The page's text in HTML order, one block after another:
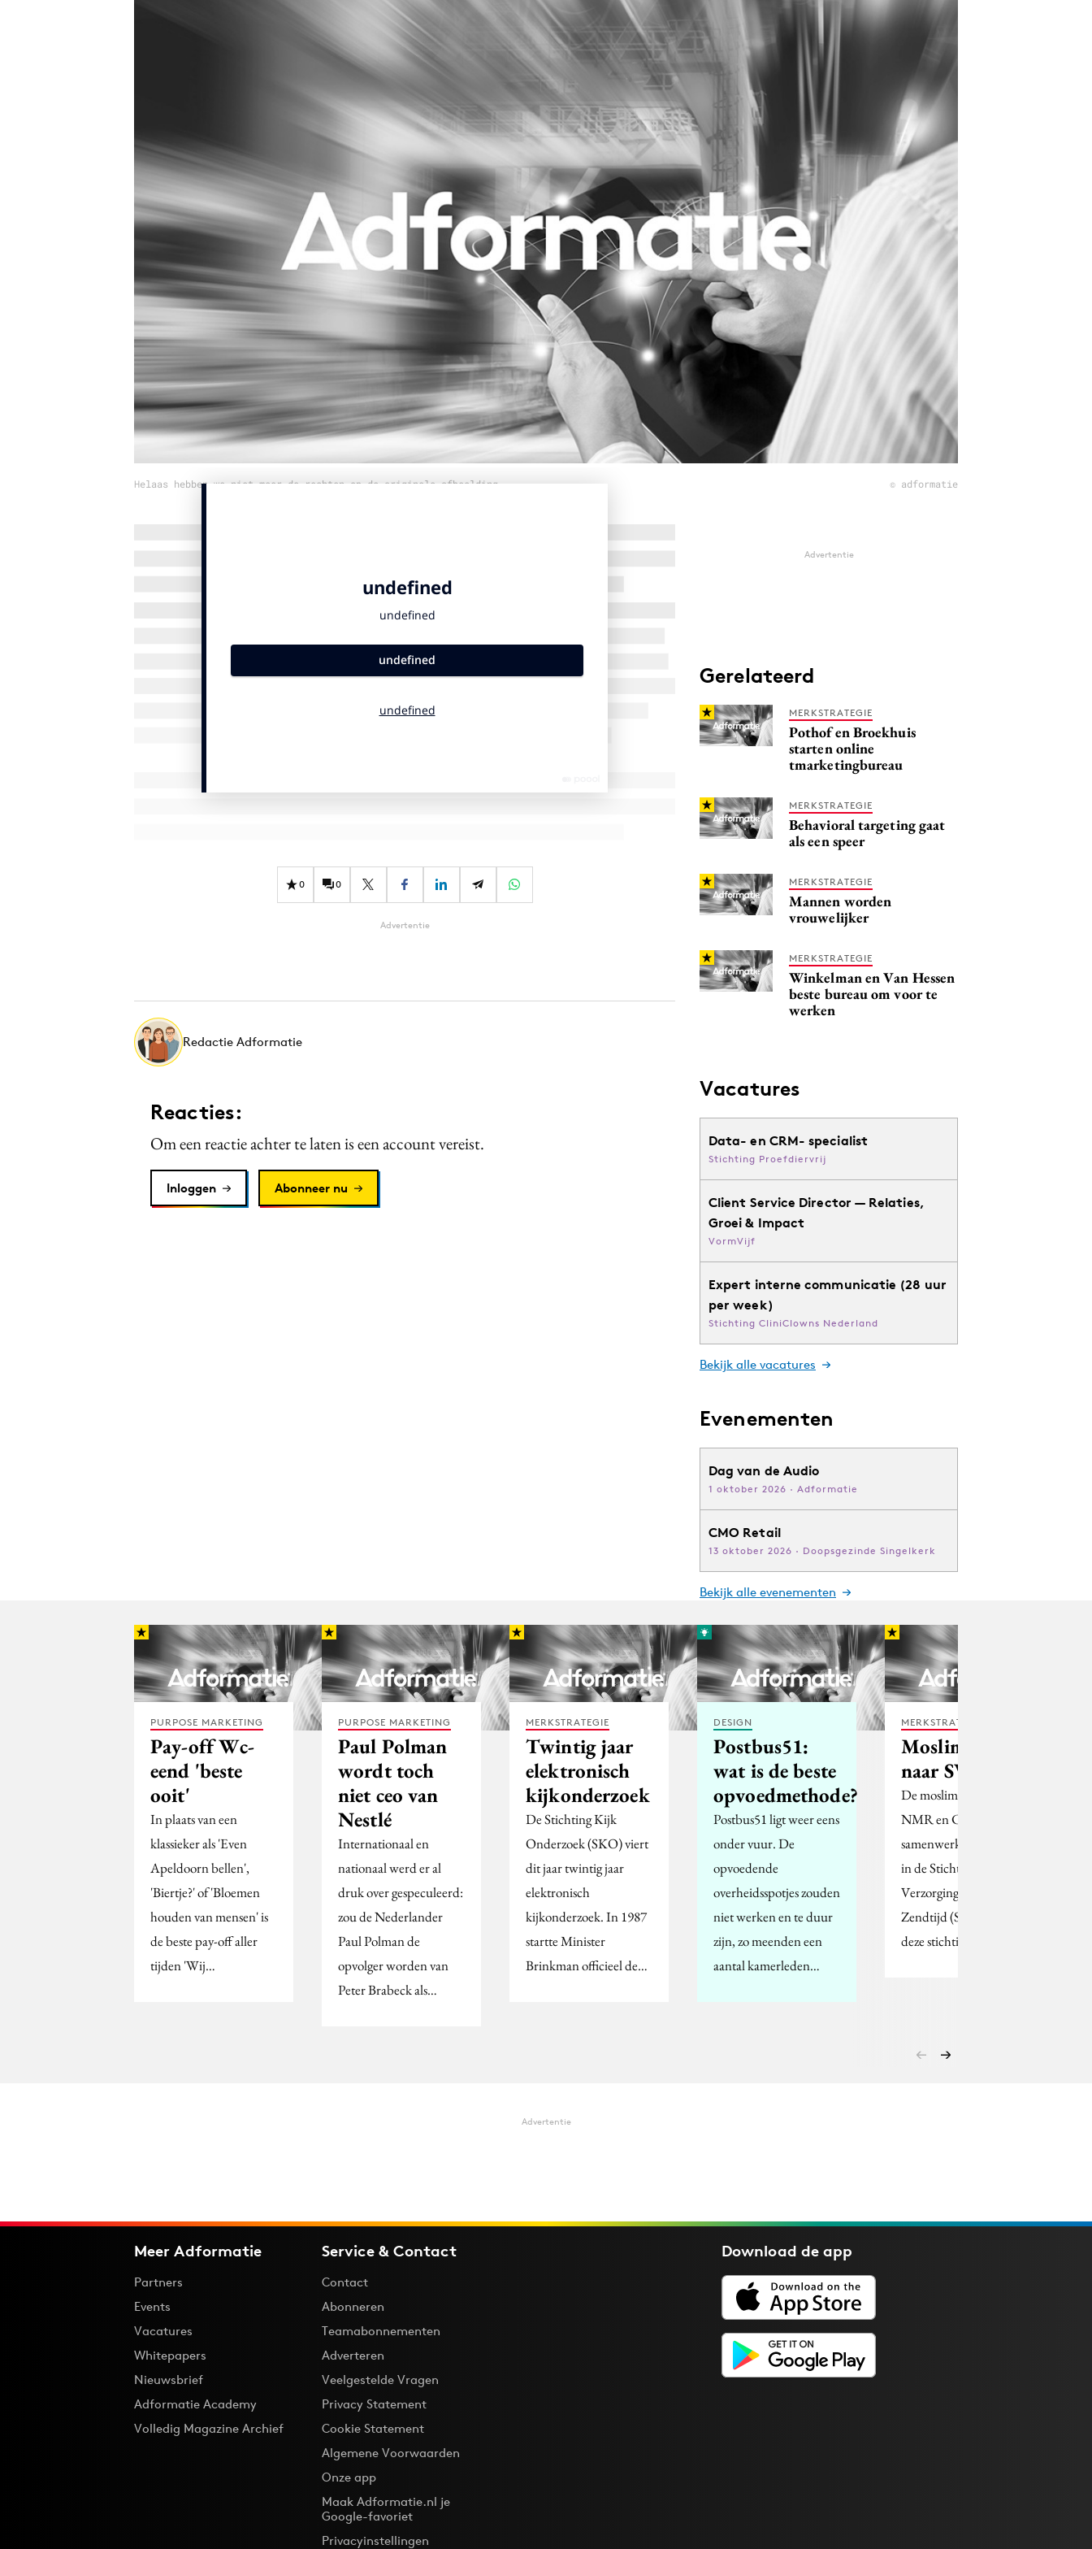
Influencer marketing
Interne communicatie
Purpose Marketing
Reputatie & crisis
Helaas hebben we niet meer de rechten op de originele afbeelding © adformatie
0 0
Advertentie
Redactie Adformatie
Reacties:
Om een reactie achter te laten is een account vereist.
Inloggen Abonneer nu
Advertentie
Gerelateerd
MERKSTRATEGIE
Pothof en Broekhuis
starten online
tmarketingbureau
MERKSTRATEGIE
Behavioral targeting gaat
als een speer
MERKSTRATEGIE
Mannen worden
vrouwelijker
MERKSTRATEGIE
Winkelman en Van Hessen
beste bureau om voor te
werken
Vacatures
Data- en CRM- specialist
Stichting Proefdiervrij
Client Service Director — Relaties,
Groei & Impact
VormVijf
Expert interne communicatie (28 uur
per week)
Stichting CliniClowns Nederland
Bekijk alle vacatures
Evenementen
Dag van de Audio
1 oktober 2026 · Adformatie
CMO Retail
13 oktober 2026 · Doopsgezinde Singelkerk
Bekijk alle evenementen
PURPOSE MARKETING
Pay-off Wc-
eend 'beste
ooit'
In plaats van een
klassieker als 'Even
Apeldoorn bellen',
'Biertje?' of 'Bloemen
houden van mensen' is
de beste pay-off aller
tijden 'Wij…
PURPOSE MARKETING
Paul Polman
wordt toch
niet ceo van
Nestlé
Internationaal en
nationaal werd er al
druk over gespeculeerd:
zou de Nederlander
Paul Polman de
opvolger worden van
Peter Brabeck als…
MERKSTRATEGIE
Twintig jaar
elektronisch
kijkonderzoek
De Stichting Kijk
Onderzoek (SKO) viert
dit jaar twintig jaar
elektronisch
kijkonderzoek. In 1987
startte Minister
Brinkman officieel de…
DESIGN
Postbus51:
wat is de beste
opvoedmethode?
Postbus51 ligt weer eens
onder vuur. De
opvoedende
overheidsspotjes zouden
niet werken en te duur
zijn, zo meenden een
aantal kamerleden…
MERKSTRATEGIE
Moslimzendtijd
naar SVIZ
De moslimorganisaties
NMR en CMO zijn tot
samenwerking gekomen
in de Stichting
Verzorging Islamitische
Zendtijd (SVIZ). Aan
deze stichting…
Advertentie
Meer Adformatie
Partners
Events
Vacatures
Whitepapers
Nieuwsbrief
Adformatie Academy
Volledig Magazine Archief
Service & Contact
Contact
Abonneren
Teamabonnementen
Adverteren
Veelgestelde Vragen
Privacy Statement
Cookie Statement
Algemene Voorwaarden
Onze app
Maak Adformatie.nl je
Google-favoriet
Privacyinstellingen
Download deapp